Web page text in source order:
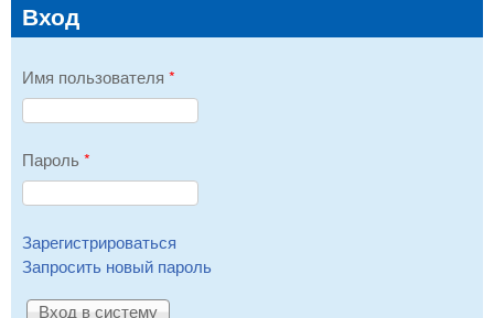
Вход
Имя пользователя *
Пароль *
Зарегистрироваться
Запросить новый пароль